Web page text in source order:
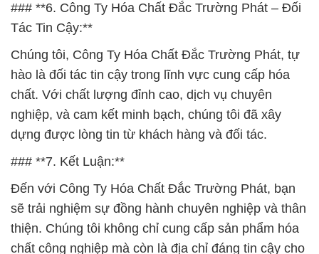
### **6. Công Ty Hóa Chất Đắc Trường Phát – Đối
Tác Tin Cậy:**
Chúng tôi, Công Ty Hóa Chất Đắc Trường Phát, tự
hào là đối tác tin cậy trong lĩnh vực cung cấp hóa
chất. Với chất lượng đỉnh cao, dịch vụ chuyên
nghiệp, và cam kết minh bạch, chúng tôi đã xây
dựng được lòng tin từ khách hàng và đối tác.
### **7. Kết Luận:**
Đến với Công Ty Hóa Chất Đắc Trường Phát, bạn
sẽ trải nghiệm sự đồng hành chuyên nghiệp và thân
thiện. Chúng tôi không chỉ cung cấp sản phẩm hóa
chất công nghiệp mà còn là địa chỉ đáng tin cậy cho